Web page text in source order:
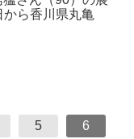
ら香川県丸亀
5 6